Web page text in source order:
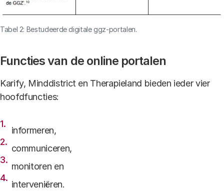
Tabel 2: Bestudeerde digitale ggz-portalen.
Functies van de online portalen
Karify, Minddistrict en Therapieland bieden ieder vier
hoofdfuncties:
informeren,
communiceren,
monitoren en
interveniëren.